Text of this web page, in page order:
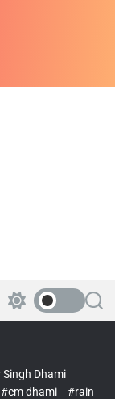
Dhami
#cm dhami #rain